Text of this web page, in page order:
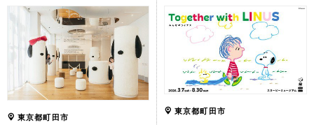
東京都町田市
東京都町田市